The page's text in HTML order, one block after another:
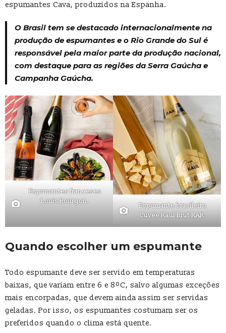
espumantes Cava, produzidos na Espanha.
O Brasil tem se destacado internacionalmente na
produção de espumantes e o Rio Grande do Sul é
responsável pela maior parte da produção nacional,
com destaque para as regiões da Serra Gaúcha e
Campanha Gaúcha.
Espumantes franceses
Louis Bourgon.
Espumante brasileiro
Cuvée Raul Brut RAR.
Quando escolher um espumante
Todo espumante deve ser servido em temperaturas
baixas, que variam entre 6 e 8ºC, salvo algumas exceções
mais encorpadas, que devem ainda assim ser servidas
geladas. Por isso, os espumantes costumam ser os
preferidos quando o clima está quente.